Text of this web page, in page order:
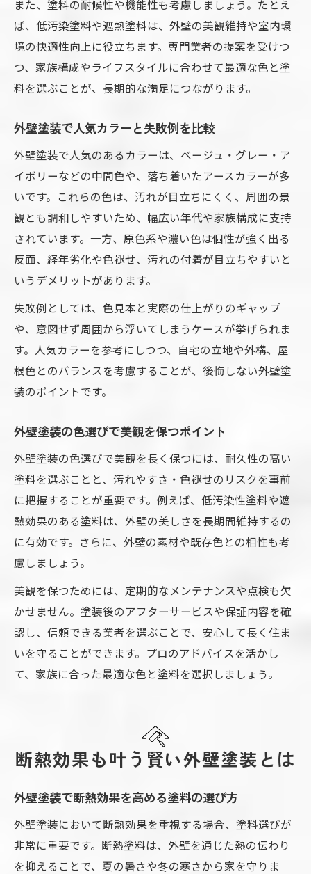
また、塗料の耐候性や機能性も考慮しましょう。たとえ
ば、低汚染塗料や遮熱塗料は、外壁の美観維持や室内環
境の快適性向上に役立ちます。専門業者の提案を受けつ
つ、家族構成やライフスタイルに合わせて最適な色と塗
料を選ぶことが、長期的な満足につながります。
外壁塗装で人気カラーと失敗例を比較
外壁塗装で人気のあるカラーは、ベージュ・グレー・ア
イボリーなどの中間色や、落ち着いたアースカラーが多
いです。これらの色は、汚れが目立ちにくく、周囲の景
観とも調和しやすいため、幅広い年代や家族構成に支持
されています。一方、原色系や濃い色は個性が強く出る
反面、経年劣化や色褪せ、汚れの付着が目立ちやすいと
いうデメリットがあります。
失敗例としては、色見本と実際の仕上がりのギャップ
や、意図せず周囲から浮いてしまうケースが挙げられま
す。人気カラーを参考にしつつ、自宅の立地や外構、屋
根色とのバランスを考慮することが、後悔しない外壁塗
装のポイントです。
外壁塗装の色選びで美観を保つポイント
外壁塗装の色選びで美観を長く保つには、耐久性の高い
塗料を選ぶことと、汚れやすさ・色褪せのリスクを事前
に把握することが重要です。例えば、低汚染性塗料や遮
熱効果のある塗料は、外壁の美しさを長期間維持するの
に有効です。さらに、外壁の素材や既存色との相性も考
慮しましょう。
美観を保つためには、定期的なメンテナンスや点検も欠
かせません。塗装後のアフターサービスや保証内容を確
認し、信頼できる業者を選ぶことで、安心して長く住ま
いを守ることができます。プロのアドバイスを活かし
て、家族に合った最適な色と塗料を選択しましょう。
断熱効果も叶う賢い外壁塗装とは
外壁塗装で断熱効果を高める塗料の選び方
外壁塗装において断熱効果を重視する場合、塗料選びが
非常に重要です。断熱塗料は、外壁を通じた熱の伝わり
を抑えることで、夏の暑さや冬の寒さから家を守りま